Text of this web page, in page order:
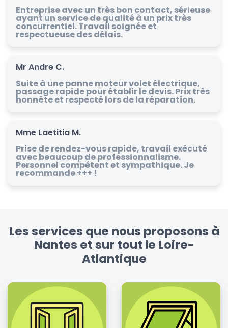
Entreprise avec un très bon contact, sérieuse
ayant un service de qualité à un prix très
concurrentiel. Travail soignée et
respectueuse des délais.
Mr Andre C.
Suite à une panne moteur volet électrique,
passage rapide pour établir le devis. Prix très
honnête et respecté lors de la réparation.
Mme Laetitia M.
Prise de rendez-vous rapide, travail exécuté
avec beaucoup de professionnalisme.
Personnel compétent et sympathique. Je
recommande +++ !
Les services que nous proposons à
Nantes et sur tout le Loire-
Atlantique